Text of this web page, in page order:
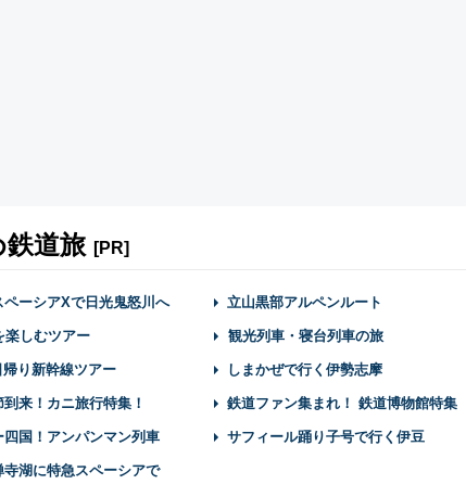
道旅 [PR]
ペーシアXで日光鬼怒川へ 立山黒部アルペンルート
楽しむツアー 観光列車・寝台列車の旅
帰り新幹線ツアー しまかぜで行く伊勢志摩
来！カニ旅行特集！ 鉄道ファン集まれ！ 鉄道博物館特集
四国！アンパンマン列車 サフィール踊り子号で行く伊豆
寺湖に特急スペーシアで